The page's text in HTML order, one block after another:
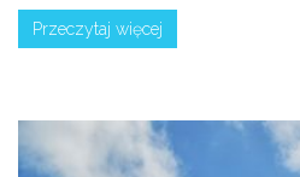
Przeczytaj więcej